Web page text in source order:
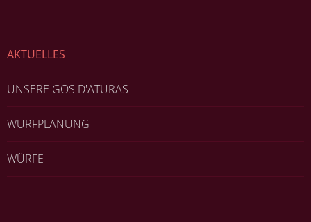
AKTUELLES
UNSERE GOS D'ATURAS
WURFPLANUNG
WÜRFE